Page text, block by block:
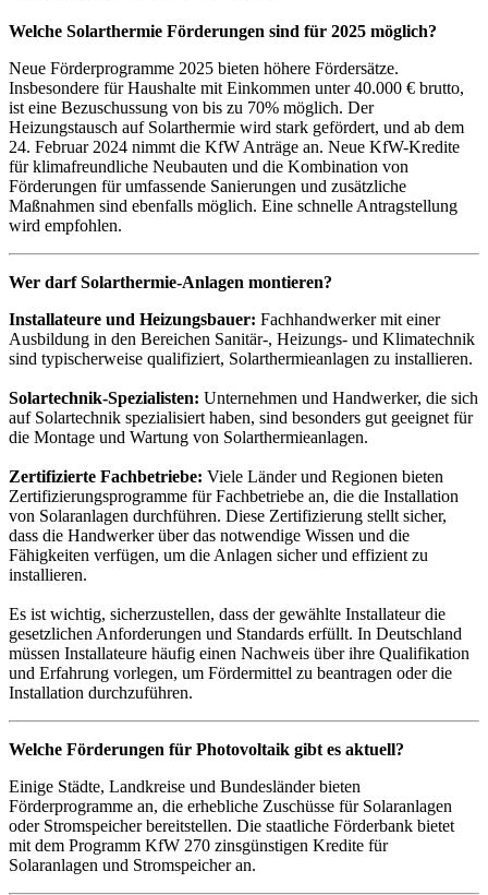
Welche Solarthermie Förderungen sind für 2025 möglich?
Neue Förderprogramme 2025 bieten höhere Fördersätze.
Insbesondere für Haushalte mit Einkommen unter 40.000 € brutto,
ist eine Bezuschussung von bis zu 70% möglich. Der
Heizungstausch auf Solarthermie wird stark gefördert, und ab dem
24. Februar 2024 nimmt die KfW Anträge an. Neue KfW-Kredite
für klimafreundliche Neubauten und die Kombination von
Förderungen für umfassende Sanierungen und zusätzliche
Maßnahmen sind ebenfalls möglich. Eine schnelle Antragstellung
wird empfohlen.
Wer darf Solarthermie-Anlagen montieren?
Installateure und Heizungsbauer: Fachhandwerker mit einer
Ausbildung in den Bereichen Sanitär-, Heizungs- und Klimatechnik
sind typischerweise qualifiziert, Solarthermieanlagen zu installieren.
Solartechnik-Spezialisten: Unternehmen und Handwerker, die sich
auf Solartechnik spezialisiert haben, sind besonders gut geeignet für
die Montage und Wartung von Solarthermieanlagen.
Zertifizierte Fachbetriebe: Viele Länder und Regionen bieten
Zertifizierungsprogramme für Fachbetriebe an, die die Installation
von Solaranlagen durchführen. Diese Zertifizierung stellt sicher,
dass die Handwerker über das notwendige Wissen und die
Fähigkeiten verfügen, um die Anlagen sicher und effizient zu
installieren.
Es ist wichtig, sicherzustellen, dass der gewählte Installateur die
gesetzlichen Anforderungen und Standards erfüllt. In Deutschland
müssen Installateure häufig einen Nachweis über ihre Qualifikation
und Erfahrung vorlegen, um Fördermittel zu beantragen oder die
Installation durchzuführen.
Welche Förderungen für Photovoltaik gibt es aktuell?
Einige Städte, Landkreise und Bundesländer bieten
Förderprogramme an, die erhebliche Zuschüsse für Solaranlagen
oder Stromspeicher bereitstellen. Die staatliche Förderbank bietet
mit dem Programm KfW 270 zinsgünstigen Kredite für
Solaranlagen und Stromspeicher an.